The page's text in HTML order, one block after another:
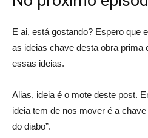
E ai, está gostando? Espero que
as ideias chave desta obra prima
essas ideias.
Alias, ideia é o mote deste post.
ideia tem de nos mover é a
do diabo”.